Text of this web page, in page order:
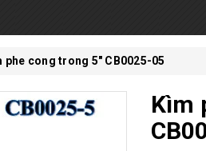
phe cong trong 5" CB0025-05
Kìm